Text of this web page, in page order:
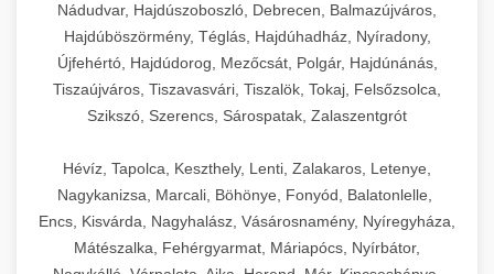
Nádudvar, Hajdúszoboszló, Debrecen, Balmazújváros,
Hajdúböszörmény, Téglás, Hajdúhadház, Nyíradony,
Újfehértó, Hajdúdorog, Mezőcsát, Polgár, Hajdúnánás,
Tiszaújváros, Tiszavasvári, Tiszalök, Tokaj, Felsőzsolca,
Szikszó, Szerencs, Sárospatak, Zalaszentgrót
Hévíz, Tapolca, Keszthely, Lenti, Zalakaros, Letenye,
Nagykanizsa, Marcali, Böhönye, Fonyód, Balatonlelle,
Encs, Kisvárda, Nagyhalász, Vásárosnamény, Nyíregyháza,
Mátészalka, Fehérgyarmat, Máriapócs, Nyírbátor,